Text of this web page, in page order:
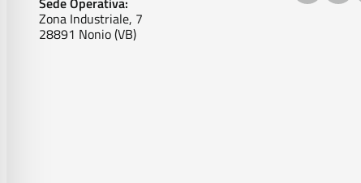
Zona Industriale, 7
28891 Nonio (VB)